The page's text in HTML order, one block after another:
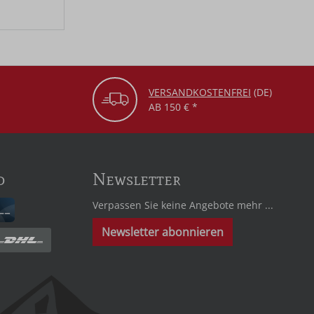
VERSANDKOSTENFREI (DE)
AB 150 € *
Newsletter
Verpassen Sie keine Angebote mehr ...
Newsletter abonnieren